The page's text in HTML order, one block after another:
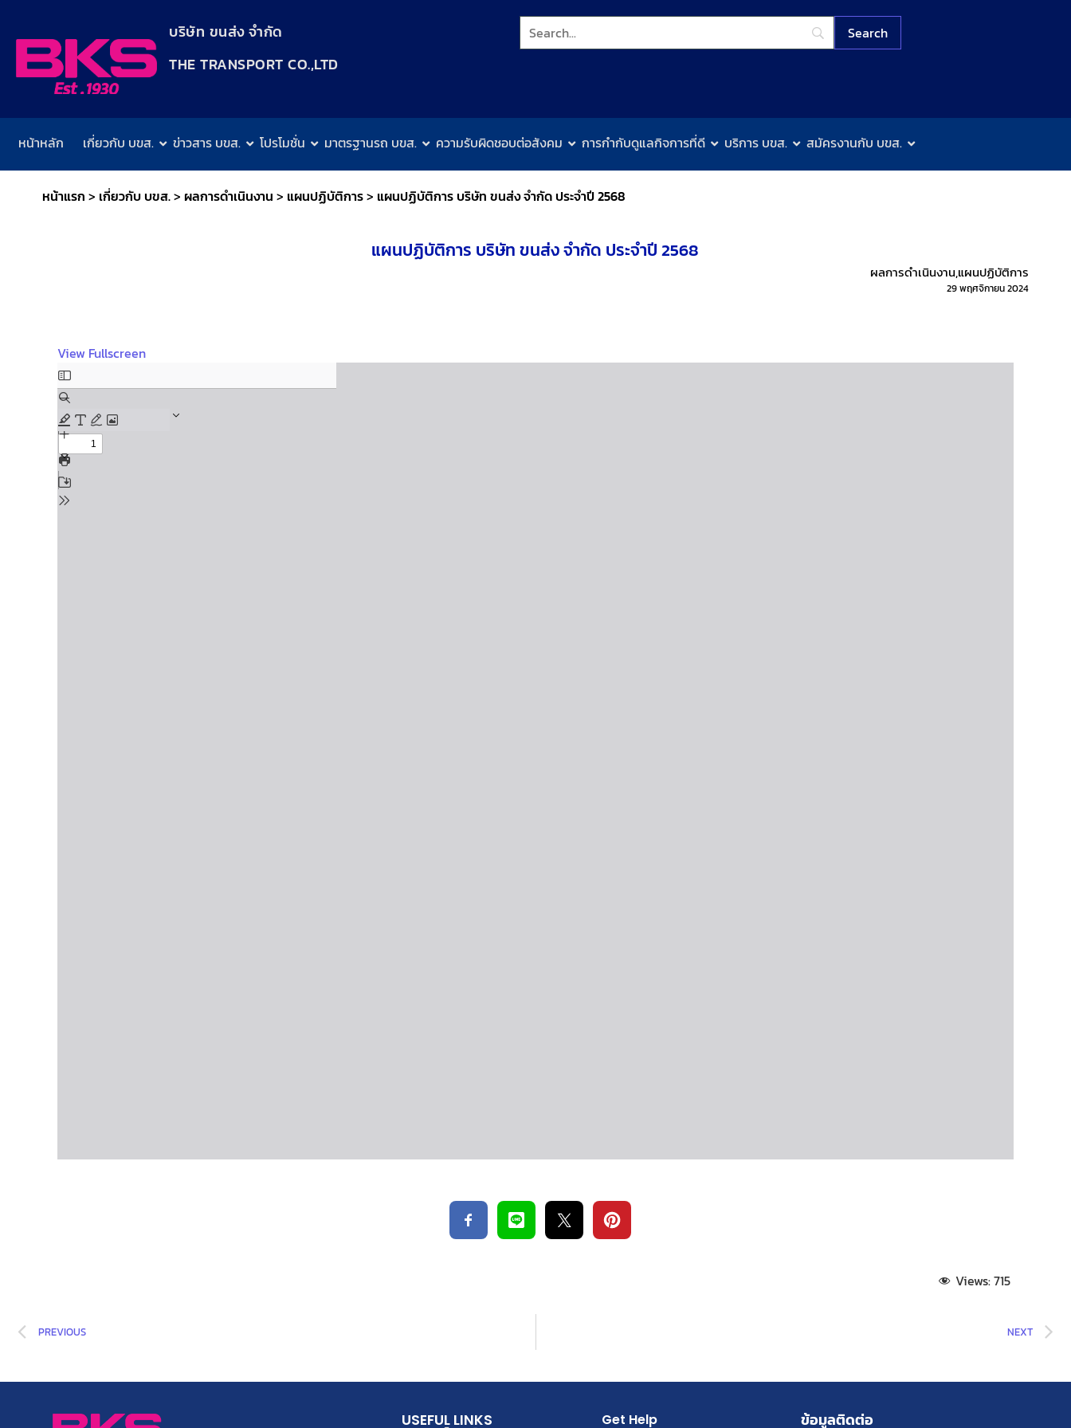
บริษัท ขนส่ง จำกัด
THE TRANSPORT CO.,LTD​
หน้าหลัก เกี่ยวกับ บขส. ข่าวสาร บขส. โปรโมชั่น มาตรฐานรถ บขส. ความรับผิดชอบต่อสังคม การกำกับดูแลกิจการที่ดี บริการ บขส. สมัครงานกับ บขส.
หน้าแรก > เกี่ยวกับ บขส.>ผลการดำเนินงาน > แผนปฏิบัติการ> แผนปฏิบัติการ บริษัท ขนส่ง จำกัด ประจำปี 2568
แผนปฏิบัติการ บริษัท ขนส่ง จำกัด ประจำปี 2568
ผลการดำเนินงาน,แผนปฏิบัติการ
29 พฤศจิกายน 2024
View Fullscreen
Views:715
PREVIOUS NEXT
USEFUL LINKS Get Help ข้อมูลติดต่อ